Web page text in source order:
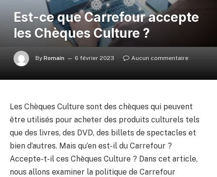
Est-ce que Carrefour accepte
les Chèques Culture ?
By Romain 6 février 2023 Aucun commentaire
Les Chèques Culture sont des chèques qui peuvent
être utilisés pour acheter des produits culturels tels
que des livres, des DVD, des billets de spectacles et
bien d’autres. Mais qu’en est-il du Carrefour ?
Accepte-t-il ces Chèques Culture ? Dans cet article,
nous allons examiner la politique de Carrefour